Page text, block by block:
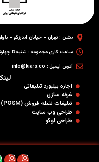
نشان : تهران - خیابان اندرزگو -
ساعت کاری مجموعه : شنبه تا چهارشنبه از
آدرس ایمیل : info@kiars.co
اجاره بیلبورد تبلیغاتی
غرفه سازی
تبلیغات نقطه فروش (POSM)
طراحی وب سایت
طراحی لوگو